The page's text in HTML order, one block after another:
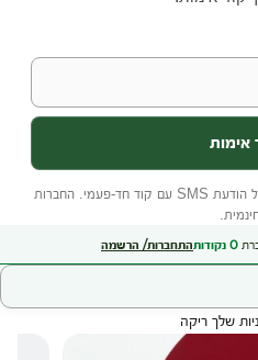
0 נקודותהתחברות/ הרשמה
שלך ריקה